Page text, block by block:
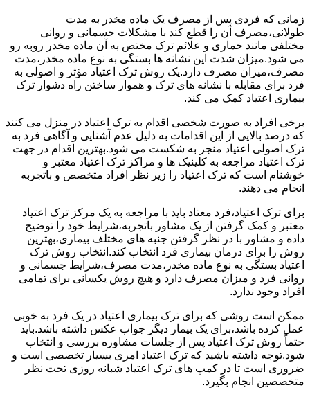
زمانی که فردی پس از مصرف یک ماده مخدر به مدت
طولانی،مصرف آن را قطع کند با مشکلات جسمانی و روانی
مختلفی مانند خماری و علائم ترک مختص به آن ماده مخدر روبه رو
می شود.میزان شدت این نشانه ها بستگی به نوع ماده مخدر،مدت
مصرف،میزان مصرف دارد.یک روش ترک اعتیاد مؤثر و اصولی به
فرد برای مقابله با نشانه های ترک و هموار ساختن راه دشوار ترک
بیماری اعتیاد کمک می کند.
برخی افراد به صورت شخصی اقدام به ترک اعتیاد در منزل می کنند
که درصد بالایی از این اقدامات به دلیل عدم آشنایی و آگاهی فرد به
ترک اصولی اعتیاد منجر به شکست می شود.بهترین اقدام در جهت
ترک اعتیاد مراجعه به کلینیک ها و مراکز ترک اعتیاد معتبر و
خوشنام است که ترک اعتیاد را زیر نظر افراد متخصص و باتجربه
انجام می دهند.
برای ترک اعتیاد،فرد معتاد باید با مراجعه به یک مرکز ترک اعتیاد
معتبر و کمک گرفتن از یک مشاور باتجربه،شرایط خود را توضیح
داده و مشاور با در نظر گرفتن جنبه های مختلف بیماری،بهترین
روش را برای درمان بیماری فرد انتخاب کند.انتخاب روش ترک
اعتیاد بستگی به نوع ماده مخدر،مدت مصرف،شرایط جسمانی و
روانی فرد و میزان مصرف دارد و هیچ روش یکسانی برای تمامی
افراد وجود ندارد.
ممکن است روشی که برای ترک بیماری اعتیاد در یک فرد به خوبی
عمل کرده باشد،برای یک بیمار دیگر جواب عکس داشته باشد.باید
حتماً روش ترک اعتیاد پس از جلسات مشاوره بررسی و انتخاب
شود.توجه داشته باشید که ترک اعتیاد امری بسیار تخصصی است و
ضروری است تا در کمپ های ترک اعتیاد شبانه روزی تحت نظر
متخصصین انجام بگیرد.